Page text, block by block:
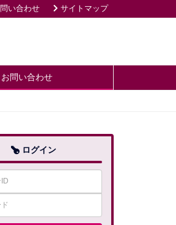
い合わせ サイトマップ
お問い合わせ
ログイン